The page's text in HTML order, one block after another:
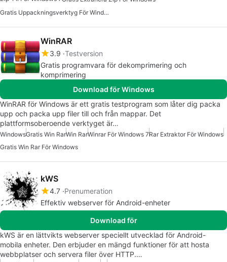
Gratis Uppackningsverktyg För Windows
WinRAR
3.9 Testversion
Gratis programvara för dekomprimering och
komprimering
Download för Windows
WinRAR för Windows är ett gratis testprogram som låter dig packa
upp och packa upp filer till och från mappar. Det
plattformsoberoende verktyget är…
WindowsGratis Win RarWin RarWinrar För Windows 7Rar Extraktor För Windows
Gratis Win Rar För Windows
kWS
4.7 Prenumeration
Effektiv webserver för Android-enheter
Download för
kWS är en lättvikts webserver speciellt utvecklad för Android-
mobila enheter. Den erbjuder en mängd funktioner för att hosta
webbplatser och servera filer över HTTP.…